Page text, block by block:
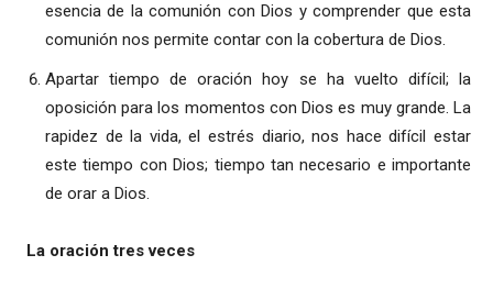
esencia de la comunión con Dios y comprender que esta
comunión nos permite contar con la cobertura de Dios.
Apartar tiempo de oración hoy se ha vuelto difícil; la
oposición para los momentos con Dios es muy grande. La
rapidez de la vida, el estrés diario, nos hace difícil estar
este tiempo con Dios; tiempo tan necesario e importante
de orar a Dios.
La oración tres veces